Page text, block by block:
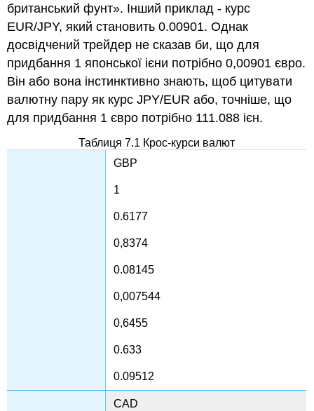
британський фунт». Інший приклад - курс
EUR/JPY, який становить 0.00901. Однак
досвідчений трейдер не сказав би, що для
придбання 1 японської ієни потрібно 0,00901 євро.
Він або вона інстинктивно знають, щоб цитувати
валютну пару як курс JPY/EUR або, точніше, що
для придбання 1 євро потрібно 111.088 ієн.
Таблиця 7.1 Крос-курси валют
GBP
1
0.6177
0,8374
0.08145
0,007544
0,6455
0.633
0.09512
CAD